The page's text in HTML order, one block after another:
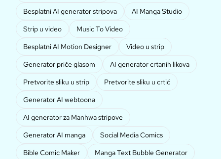
Besplatni AI generator stripova
AI Manga Studio
Strip u video
Music To Video
Besplatni AI Motion Designer
Video u strip
Generator priče glasom
AI generator crtanih likova
Pretvorite sliku u strip
Pretvorite sliku u crtić
Generator AI webtoona
AI generator za Manhwa stripove
Generator AI manga
Social Media Comics
Bible Comic Maker
Manga Text Bubble Generator